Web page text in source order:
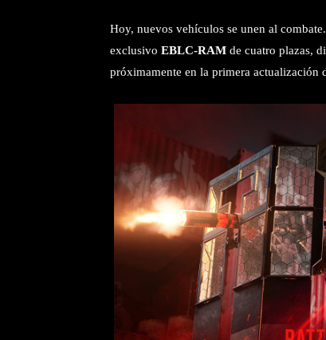
Hoy, nuevos vehículos se unen al
exclusivo EBLC-RAM de cuatro plazas,
próximamente en la primera actualización